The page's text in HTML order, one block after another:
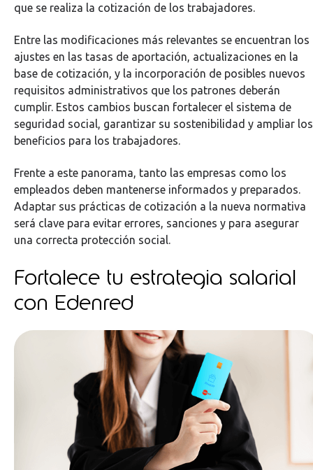
que se realiza la cotización de los trabajadores.
Entre las modificaciones más relevantes se encuentran los
ajustes en las tasas de aportación, actualizaciones en la
base de cotización, y la incorporación de posibles nuevos
requisitos administrativos que los patrones deberán
cumplir. Estos cambios buscan fortalecer el sistema de
seguridad social, garantizar su sostenibilidad y ampliar los
beneficios para los trabajadores.
Frente a este panorama, tanto las empresas como los
empleados deben mantenerse informados y preparados.
Adaptar sus prácticas de cotización a la nueva normativa
será clave para evitar errores, sanciones y para asegurar
una correcta protección social.
Fortalece tu estrategia salarial
con Edenred